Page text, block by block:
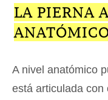
LA PIERNA
A nivel anatómico
está articulada con